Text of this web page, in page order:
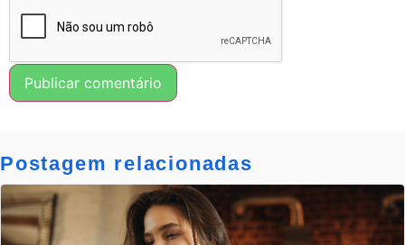
Postagem relacionadas